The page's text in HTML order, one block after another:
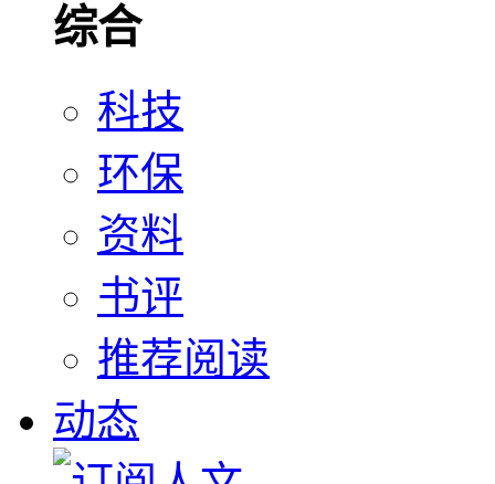
综合
科技
环保
资料
书评
推荐阅读
动态